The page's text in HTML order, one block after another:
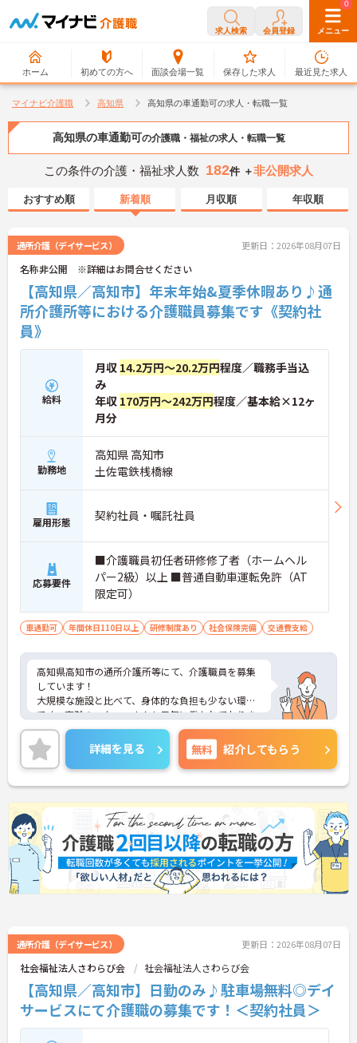
求人検索 会員登録 メニュー
ホーム 初めての方へ 面談会場一覧
0
保存した求人
0
最近見た求人
マイナビ介護職 高知県 高知県の車通勤可の求人・転職一覧
高知県の車通勤可の介護職・福祉の求人・転職一覧
この条件の介護・福祉求人数 182件 ＋非公開求人
おすすめ順 新着順 月収順 年収順
通所介護（デイサービス） 更新日：2026年08月07日
名称非公開 ※詳細はお問合せください
【高知県／高知市】年末年始&夏季休暇あり♪通
所介護所等における介護職員募集です《契約社
員》
給料
月収 14.2万円～20.2万円程度／職務手当込
み
年収 170万円～242万円程度／基本給×12ヶ
月分
勤務地
高知県 高知市
土佐電鉄桟橋線
雇用形態 契約社員・嘱託社員
応募要件
■介護職員初任者研修修了者（ホームヘル
パー2級）以上 ■普通自動車運転免許（AT
限定可）
車通勤可 年間休日110日以上 研修制度あり 社会保険完備 交通費支給
高知県高知市の通所介護所等にて、介護職員を募集
しています！
大規模な施設と比べて、身体的な負担も少ない環境
です。高齢のスタッフさんも元気に働かれておりま
す。
また未経験の方でも働きやすく、年間休日の多さを
活用して、介護福祉士やケアマネまでのキャリア形
成をした職員や、プライベートを充実させている職
員もおります。
ご興味ある方には、面接対策ポイントなど、詳細を
お話しいたしますのでお気軽にご相談ください。
詳細を見る 無料 紹介してもらう
通所介護（デイサービス） 更新日：2026年08月07日
社会福祉法人さわらび会 社会福祉法人さわらび会
【高知県／高知市】日勤のみ♪駐車場無料◎デイ
サービスにて介護職の募集です！＜契約社員＞